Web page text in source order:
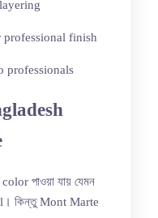
finish
professionals
পাওয়া যায় যেমন
কিন্তু Mont Marte